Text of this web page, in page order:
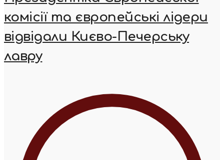
комісії та європейські лідери
відвідали Києво-Печерську
лавру